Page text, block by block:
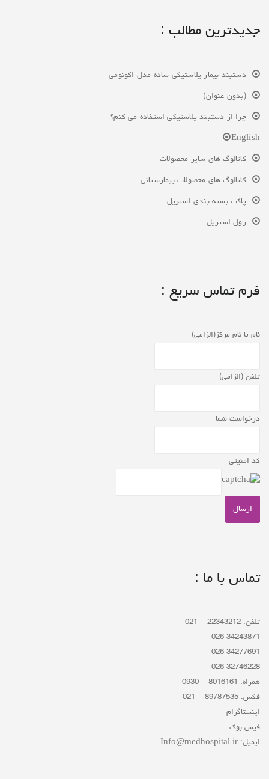
جدیدترین مطالب :
دستبند بیمار پلاستیکی ساده مدل اکونومی
(بدون عنوان)
چرا از دستبند پلاستیکی استفاده می کنم؟
English
کاتالوگ های سایر محصولات
کاتالوگ های محصولات بیمارستانی
پاکت بسته بندی استریل
رول استریل
فرم تماس سریع :
نام یا نام مرکز(الزامی)
تلفن (الزامی)
درخواست شما
کد امنیتی
تماس با ما :
تلفن: 22343212 – 021
026-34243871
026-34277691
026-32746228
همراه: 8016161 – 0930
فکس: 89787535 – 021
اینستاگرام
فیس بوک
ایمیل: Info@medhospital.ir